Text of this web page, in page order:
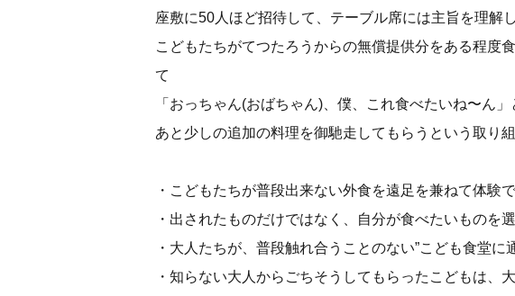
座敷に50人ほど招待して、テーブル席には主旨を理解
こどもたちがてつたろうからの無償提供分をある程度
て
「おっちゃん(おばちゃん)、僕、これ食べたいね〜ん」
あと少しの追加の料理を御馳走してもらうという取り組
・こどもたちが普段出来ない外食を遠足を兼ねて体験
・出されたものだけではなく、自分が食べたいものを
・大人たちが、普段触れ合うことのない”こども食堂に
・知らない大人からごちそうしてもらったこどもは、